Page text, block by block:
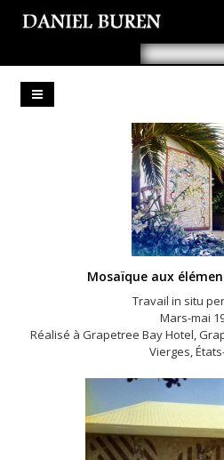
Mosaïque aux
Travail in situ
Mars-mai
Réalisé à Grapetree Bay Hotel,
Vierges,